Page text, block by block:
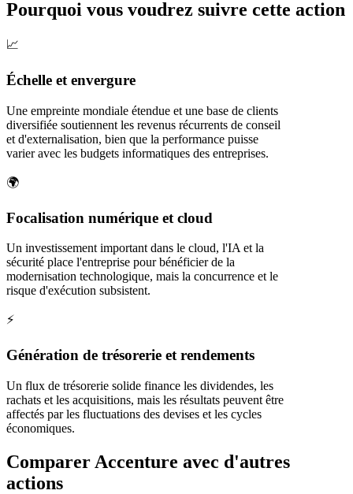
Pourquoi vous voudrez suivre cette action
📈
Échelle et envergure
Une empreinte mondiale étendue et une base de clients
diversifiée soutiennent les revenus récurrents de conseil
et d'externalisation, bien que la performance puisse
varier avec les budgets informatiques des entreprises.
🌍
Focalisation numérique et cloud
Un investissement important dans le cloud, l'IA et la
sécurité place l'entreprise pour bénéficier de la
modernisation technologique, mais la concurrence et le
risque d'exécution subsistent.
⚡
Génération de trésorerie et rendements
Un flux de trésorerie solide finance les dividendes, les
rachats et les acquisitions, mais les résultats peuvent être
affectés par les fluctuations des devises et les cycles
économiques.
Comparer Accenture avec d'autres
actions